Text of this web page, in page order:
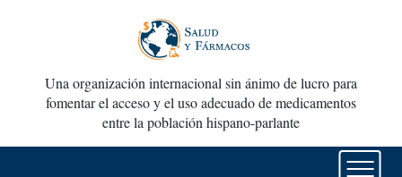
Una organización internacional sin ánimo de lucro para
fomentar el acceso y el uso adecuado de medicamentos
entre la población hispano-parlante